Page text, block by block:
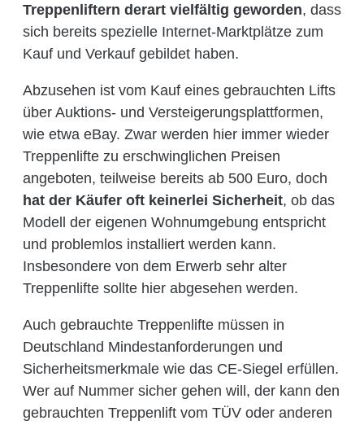
Treppenliftern derart vielfältig geworden, dass
sich bereits spezielle Internet-Marktplätze zum
Kauf und Verkauf gebildet haben.
Abzusehen ist vom Kauf eines gebrauchten Lifts
über Auktions- und Versteigerungsplattformen,
wie etwa eBay. Zwar werden hier immer wieder
Treppenlifte zu erschwinglichen Preisen
angeboten, teilweise bereits ab 500 Euro, doch
hat der Käufer oft keinerlei Sicherheit, ob das
Modell der eigenen Wohnumgebung entspricht
und problemlos installiert werden kann.
Insbesondere von dem Erwerb sehr alter
Treppenlifte sollte hier abgesehen werden.
Auch gebrauchte Treppenlifte müssen in
Deutschland Mindestanforderungen und
Sicherheitsmerkmale wie das CE-Siegel erfüllen.
Wer auf Nummer sicher gehen will, der kann den
gebrauchten Treppenlift vom TÜV oder anderen